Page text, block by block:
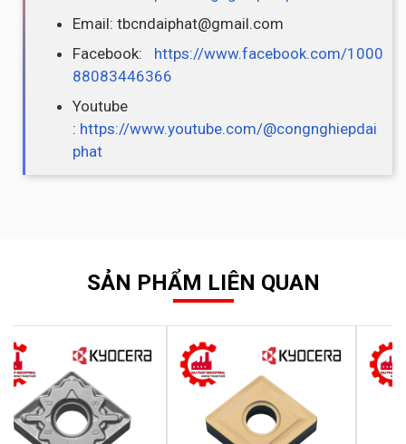
Email: tbcndaiphat@gmail.com
Facebook: https://www.facebook.com/1000
88083446366
Youtube
: https://www.youtube.com/@congnghiepdai
phat
SẢN PHẨM LIÊN QUAN